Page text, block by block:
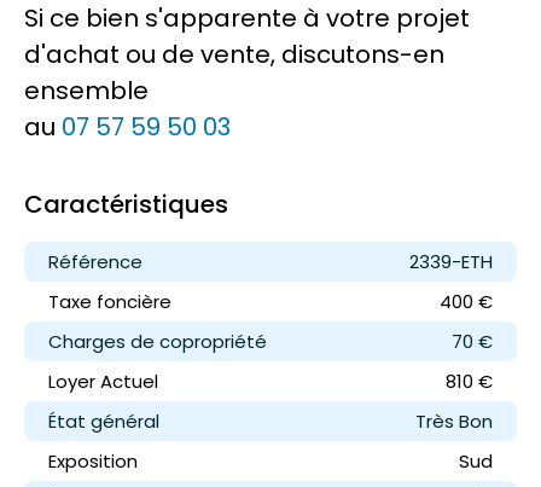
Si ce bien s'apparente à votre projet
d'achat ou de vente, discutons-en
ensemble
au 07 57 59 50 03
Caractéristiques
Référence
2339-ETH
Taxe foncière
400 €
Charges de copropriété
70 €
LoyerActuel
810 €
État général
Très Bon
Exposition
Sud